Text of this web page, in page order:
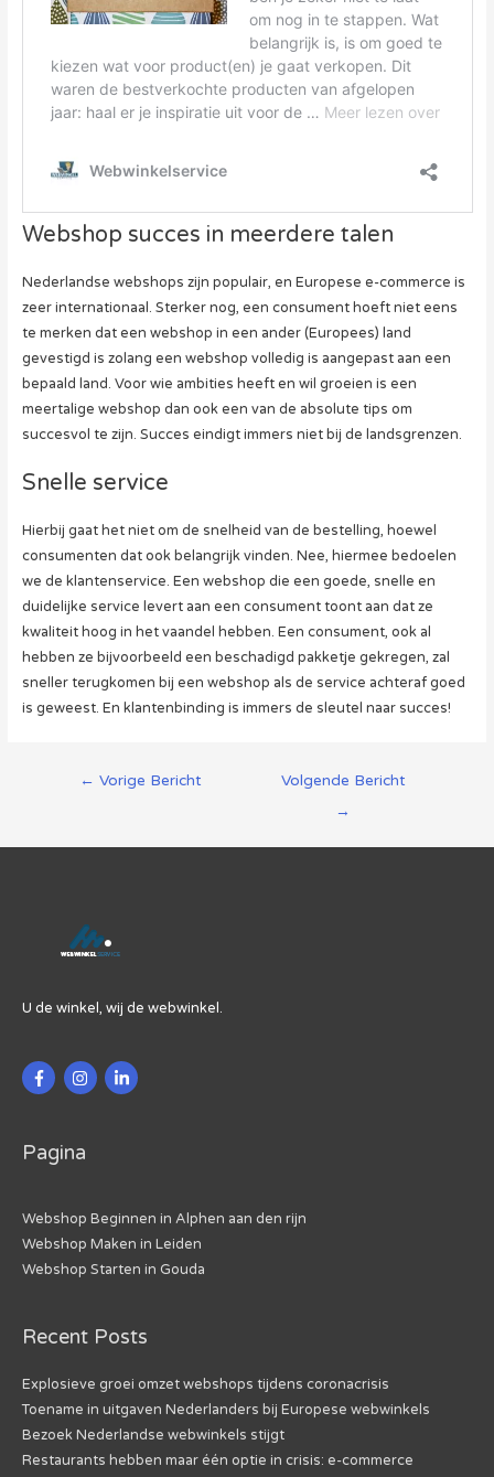
Webshop succes in meerdere talen
Nederlandse webshops zijn populair, en Europese e-commerce is
zeer internationaal. Sterker nog, een consument hoeft niet eens
te merken dat een webshop in een ander (Europees) land
gevestigd is zolang een webshop volledig is aangepast aan een
bepaald land. Voor wie ambities heeft en wil groeien is een
meertalige webshop dan ook een van de absolute tips om
succesvol te zijn. Succes eindigt immers niet bij de landsgrenzen.
Snelle service
Hierbij gaat het niet om de snelheid van de bestelling, hoewel
consumenten dat ook belangrijk vinden. Nee, hiermee bedoelen
we de klantenservice. Een webshop die een goede, snelle en
duidelijke service levert aan een consument toont aan dat ze
kwaliteit hoog in het vaandel hebben. Een consument, ook al
hebben ze bijvoorbeeld een beschadigd pakketje gekregen, zal
sneller terugkomen bij een webshop als de service achteraf goed
is geweest. En klantenbinding is immers de sleutel naar succes!
Berichtnavigatie
← Vorige Bericht
Volgende Bericht
→
U de winkel, wij de webwinkel.
Pagina
Webshop Beginnen in Alphen aan den rijn
Webshop Maken in Leiden
Webshop Starten in Gouda
Recent Posts
Explosieve groei omzet webshops tijdens coronacrisis
Toename in uitgaven Nederlanders bij Europese webwinkels
Bezoek Nederlandse webwinkels stijgt
Restaurants hebben maar één optie in crisis: e-commerce